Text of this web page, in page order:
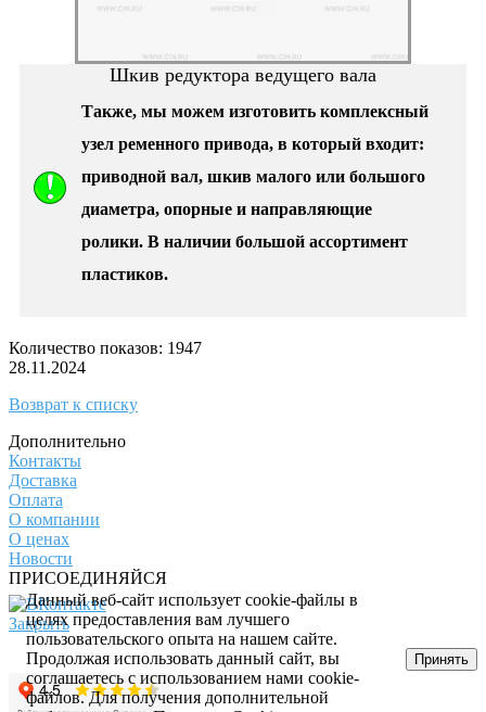
Шкив редуктора ведущего вала
Также, мы можем изготовить комплексный
узел ременного привода, в который входит:
приводной вал, шкив малого или большого
диаметра, опорные и направляющие
ролики. В наличии большой ассортимент
пластиков.
Количество показов: 1947
28.11.2024
Возврат к списку
Дополнительно
Контакты
Доставка
Оплата
О компании
О ценах
Новости
ПРИСОЕДИНЯЙСЯ
Закрыть
© 2017 - 2025 Все права защищены законом об авторских
правах www.cin.ru
Данный веб-сайт использует cookie-файлы в
целях предоставления вам лучшего
пользовательского опыта на нашем сайте.
Продолжая использовать данный сайт, вы
соглашаетесь с использованием нами cookie-
файлов. Для получения дополнительной
Принять